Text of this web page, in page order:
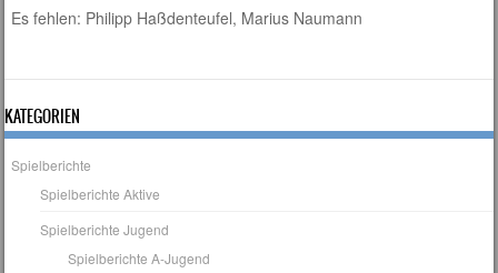
Es fehlen: Philipp Haßdenteufel, Marius Naumann
KATEGORIEN
Spielberichte
Spielberichte Aktive
Spielberichte Jugend
Spielberichte A-Jugend